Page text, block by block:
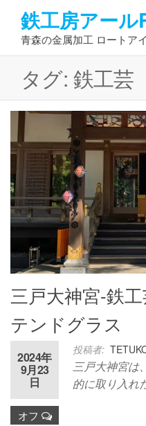
ン
鉄工房アール
青森の金属加工 ロートア
タグ: 鉄工芸
三戸大神宮-鉄
テンドグラス
投稿者:
2024年
9月23
日
オフ
三戸大神宮は
的に取り入れ